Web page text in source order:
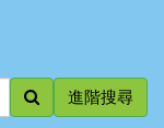
進階搜尋